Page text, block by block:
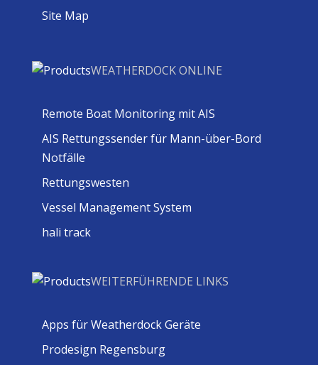
Site Map
WEATHERDOCK ONLINE
Remote Boat Monitoring mit AIS
AIS Rettungssender für Mann-über-Bord
Notfälle
Rettungswesten
Vessel Management System
hali track
WEITERFÜHRENDE LINKS
Apps für Weatherdock Geräte
Prodesign Regensburg